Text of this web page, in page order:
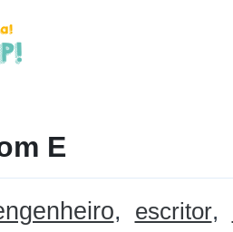
E
escritor